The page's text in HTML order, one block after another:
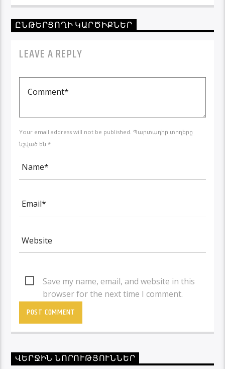
ԸՆԹԵՐՑՈՂԻ ԿԱՐԾԻՔՆԵՐ
LEAVE A REPLY
Your email address will not be published. Պարտադիր տողերը
նշված են *
Save my name, email, and website in this
browser for the next time I comment.
ՎԵՐՋԻՆ ՆՈՐՈՒԹՅՈՒՆՆԵՐ